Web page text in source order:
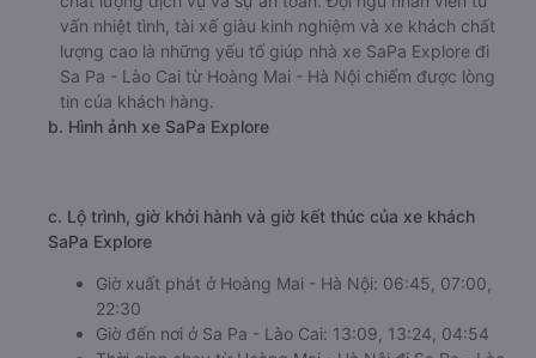
vấn nhiệt tình, tài xế giàu kinh nghiệm và xe khách chất
lượng cao là những yếu tố giúp nhà xe SaPa Explore đi
Sa Pa - Lào Cai từ Hoàng Mai - Hà Nội chiếm được lòng
tin của khách hàng.
b. Hình ảnh xe SaPa Explore
c. Lộ trình, giờ khởi hành và giờ kết thúc của xe khách
SaPa Explore
Giờ xuất phát ở Hoàng Mai - Hà Nội: 06:45, 07:00,
22:30
Giờ đến nơi ở Sa Pa - Lào Cai: 13:09, 13:24, 04:54